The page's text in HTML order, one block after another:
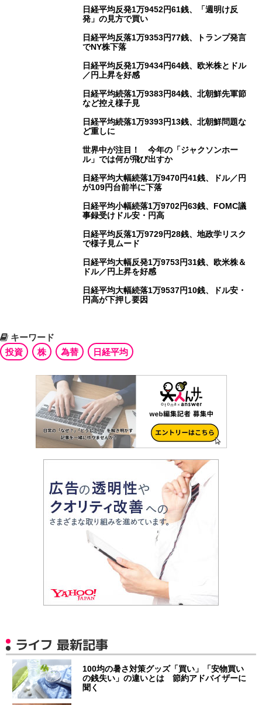
日経平均反発1万9452円61銭、「週明け反
発」の見方で買い
日経平均反落1万9353円77銭、トランプ発言
でNY株下落
日経平均反発1万9434円64銭、欧米株とドル
／円上昇を好感
日経平均続落1万9383円84銭、北朝鮮先軍節
など控え様子見
日経平均続落1万9393円13銭、北朝鮮問題な
ど重しに
世界中が注目！ 今年の「ジャクソンホー
ル」では何が飛び出すか
日経平均大幅続落1万9470円41銭、ドル／円
が109円台前半に下落
日経平均小幅続落1万9702円63銭、FOMC議
事録受けドル安・円高
日経平均反落1万9729円28銭、地政学リスク
で様子見ムード
日経平均大幅反発1万9753円31銭、欧米株＆
ドル／円上昇を好感
日経平均大幅続落1万9537円10銭、ドル安・
円高が下押し要因
キーワード
投資
株 為替 日経平均
ライフ 最新記事
100均の暑さ対策グッズ「買い」「安物買い
の銭失い」の違いとは 節約アドバイザーに
聞く